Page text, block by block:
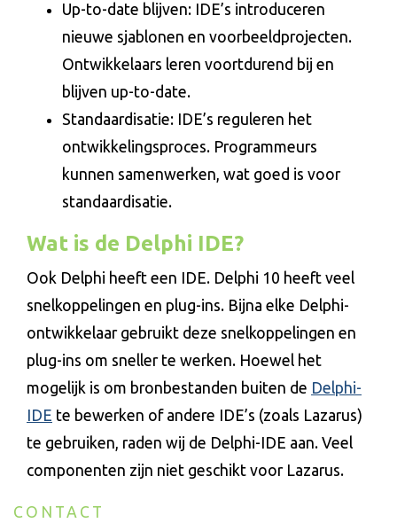
Up-to-date blijven: IDE’s introduceren
nieuwe sjablonen en voorbeeldprojecten.
Ontwikkelaars leren voortdurend bij en
blijven up-to-date.
Standaardisatie: IDE’s reguleren het
ontwikkelingsproces. Programmeurs
kunnen samenwerken, wat goed is voor
standaardisatie.
Wat is de Delphi IDE?
Ook Delphi heeft een IDE. Delphi 10 heeft veel
snelkoppelingen en plug-ins. Bijna elke Delphi-
ontwikkelaar gebruikt deze snelkoppelingen en
plug-ins om sneller te werken. Hoewel het
mogelijk is om bronbestanden buiten de Delphi-
IDE te bewerken of andere IDE’s (zoals Lazarus)
te gebruiken, raden wij de Delphi-IDE aan. Veel
componenten zijn niet geschikt voor Lazarus.
CONTACT